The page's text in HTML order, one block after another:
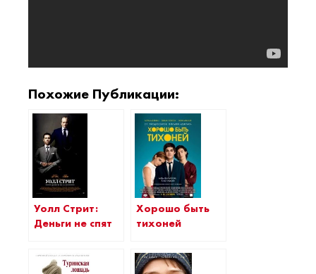
Похожие Публикации:
Уолл Стрит:
Деньги не спят
Хорошо быть
тихоней